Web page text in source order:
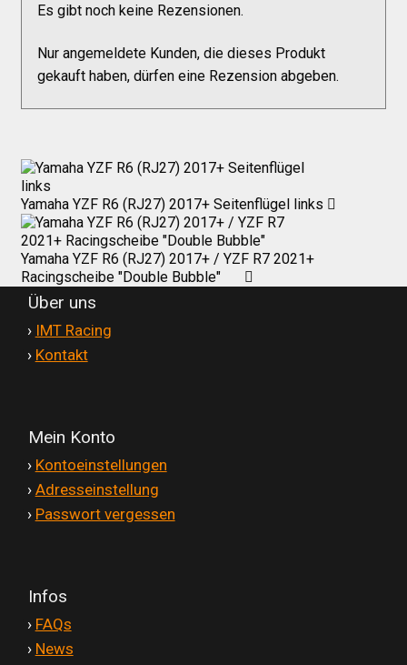
Widerruf
Datenschutzerklärung
Es gibt noch keine Rezensionen.
Nur angemeldete Kunden, die dieses Produkt
gekauft haben, dürfen eine Rezension abgeben.
Yamaha YZF R6 (RJ27) 2017+ Seitenflügel links
Yamaha YZF R6 (RJ27) 2017+ / YZF R7 2021+
Racingscheibe "Double Bubble"
Über uns
› IMT Racing
› Kontakt
Mein Konto
› Kontoeinstellungen
› Adresseinstellung
› Passwort vergessen
Infos
› FAQs
› News